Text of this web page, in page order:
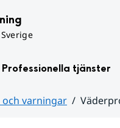
Professionella tjänster
varningar
varningar